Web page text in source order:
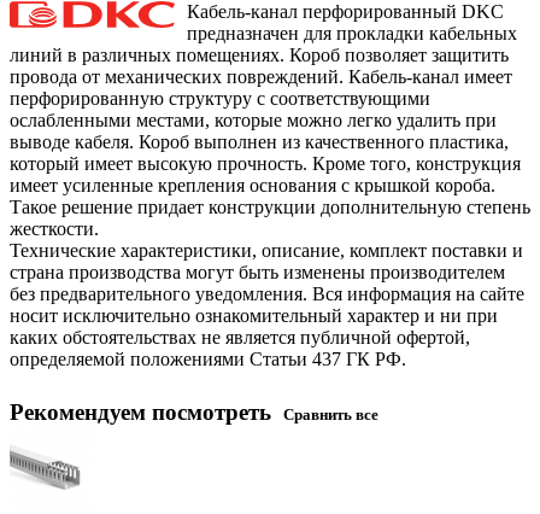
Кабель-канал перфорированный DKC
предназначен для прокладки кабельных
линий в различных помещениях. Короб позволяет защитить
провода от механических повреждений. Кабель-канал имеет
перфорированную структуру с соответствующими
ослабленными местами, которые можно легко удалить при
выводе кабеля. Короб выполнен из качественного пластика,
который имеет высокую прочность. Кроме того, конструкция
имеет усиленные крепления основания с крышкой короба.
Такое решение придает конструкции дополнительную степень
жесткости.
Технические характеристики, описание, комплект поставки и
страна производства могут быть изменены производителем
без предварительного уведомления. Вся информация на сайте
носит исключительно ознакомительный характер и ни при
каких обстоятельствах не является публичной офертой,
определяемой положениями Статьи 437 ГК РФ.
Рекомендуем посмотреть Сравнить все